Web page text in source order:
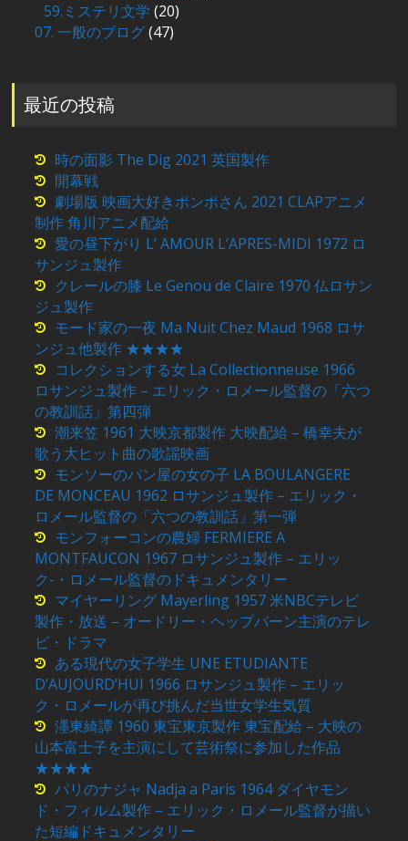
59.ミステリ文学 (20)
07. 一般のブログ(47)
最近の投稿
時の面影 The Dig 2021 英国製作
開幕戦
劇場版 映画大好きポンポさん 2021 CLAPアニメ
制作 角川アニメ配給
愛の昼下がり L’ AMOUR L’APRES-MIDI 1972 ロ
サンジュ製作
クレールの膝 Le Genou de Claire 1970 仏ロサン
ジュ製作
モード家の一夜 Ma Nuit Chez Maud 1968 ロサ
ンジュ他製作 ★★★★
コレクションする女 La Collectionneuse 1966
ロサンジュ製作 – エリック・ロメール監督の「六つ
の教訓話」第四弾
潮来笠 1961 大映京都製作 大映配給 – 橋幸夫が
歌う大ヒット曲の歌謡映画
モンソーのパン屋の女の子 LA BOULANGERE
DE MONCEAU 1962 ロサンジュ製作 – エリック・
ロメール監督の「六つの教訓話」第一弾
モンフォーコンの農婦 FERMIERE A
MONTFAUCON 1967 ロサンジュ製作 – エリッ
ク-・ロメール監督のドキュメンタリー
マイヤーリング Mayerling 1957 米NBCテレビ
製作・放送 – オードリー・ヘップバーン主演のテレ
ビ・ドラマ
ある現代の女子学生 UNE ETUDIANTE
D’AUJOURD’HUI 1966 ロサンジュ製作 – エリッ
ク・ロメールが再び挑んだ当世女学生気質
濹東綺譚 1960 東宝東京製作 東宝配給 – 大映の
山本富士子を主演にして芸術祭に参加した作品
★★★★
パリのナジャ Nadja a Paris 1964 ダイヤモン
ド・フィルム製作 – エリック・ロメール監督が描い
た短編ドキュメンタリー